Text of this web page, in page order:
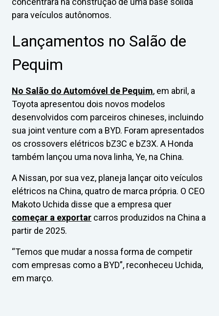
para veículos autônomos.
Lançamentos no Salão de
Pequim
No Salão do Automóvel de Pequim, em abril, a
Toyota apresentou dois novos modelos
desenvolvidos com parceiros chineses, incluindo
sua joint venture com a BYD. Foram apresentados
os crossovers elétricos bZ3C e bZ3X. A Honda
também lançou uma nova linha, Ye, na China.
A Nissan, por sua vez, planeja lançar oito veículos
elétricos na China, quatro de marca própria. O CEO
Makoto Uchida disse que a empresa quer
começar a exportar carros produzidos na China a
partir de 2025.
“Temos que mudar a nossa forma de competir
com empresas como a BYD”, reconheceu Uchida,
em março.